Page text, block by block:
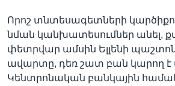
Որոշ տնտեսագետների
նման կանխատեսումներ անել,
փետրվար ամսին Ելլենի
ավարտը, դեռ շատ բան կարող է
Կենտրոնական բանկային